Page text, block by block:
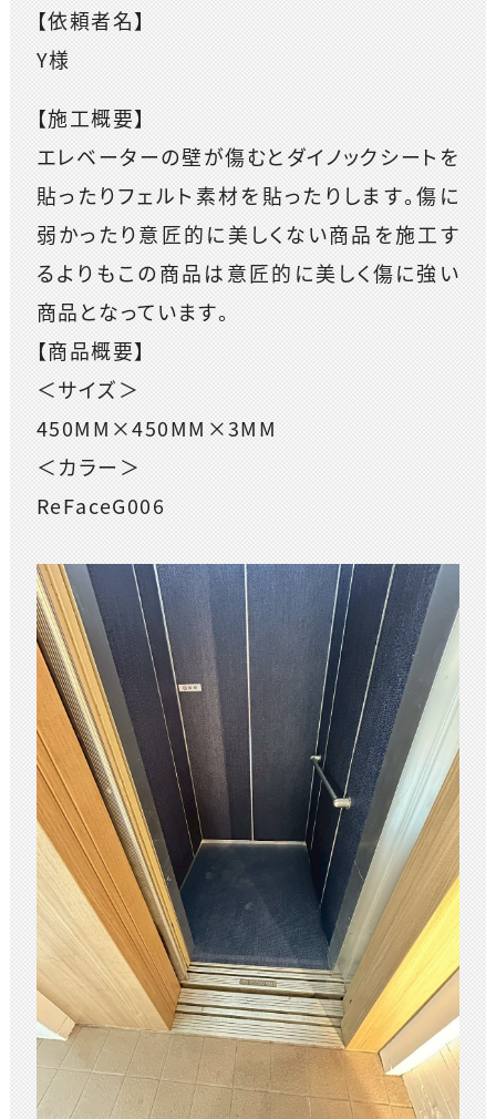
【依頼者名】
Y様
【施工概要】
エレベーターの壁が傷むとダイノックシートを
貼ったりフェルト素材を貼ったりします。傷に
弱かったり意匠的に美しくない商品を施工す
るよりもこの商品は意匠的に美しく傷に強い
商品となっています。
【商品概要】
＜サイズ＞
450MM×450MM×3MM
＜カラー＞
ReFaceG006